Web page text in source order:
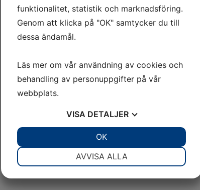
funktionalitet, statistik och marknadsföring.
Genom att klicka på "OK" samtycker du till
dessa ändamål.
Läs mer om vår användning av cookies och
behandling av personuppgifter på vår
webbplats.
VISA DETALJER
AVVISA ALLA
OK